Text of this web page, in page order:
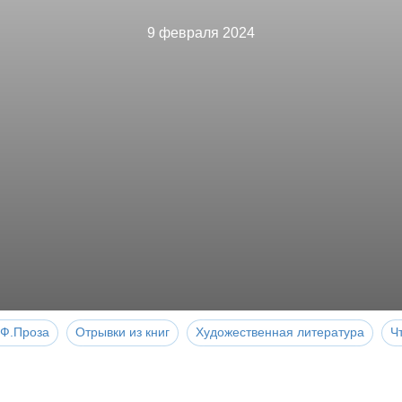
9 февраля 2024
Отрывки из книг Художественная литература